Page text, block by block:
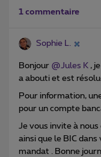
1 commentaire
Sophie L.
Bonjour @Jules K ,
a abouti et est
Pour information,
pour un compte
Je vous invite à
ainsi que le BIC
mandat . Bonne